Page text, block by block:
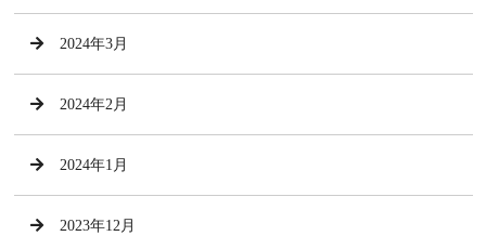
2024年3月
2024年2月
2024年1月
2023年12月